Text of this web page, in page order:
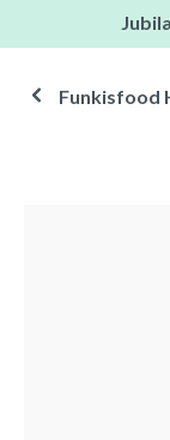
Funkisfood